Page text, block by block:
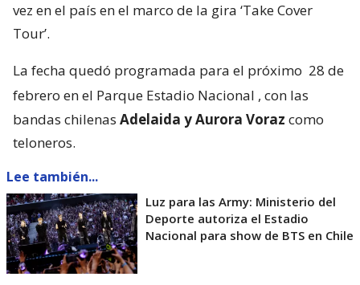
vez en el país en el marco de la gira ‘Take Cover
Tour’.
La fecha quedó programada para el próximo 28 de
febrero en el Parque Estadio Nacional , con las
bandas chilenas Adelaida y Aurora Voraz como
teloneros.
Lee también...
Luz para las Army: Ministerio del
Deporte autoriza el Estadio
Nacional para show de BTS en Chile